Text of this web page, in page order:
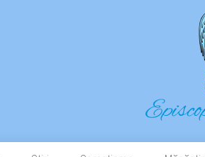
Situl oficial al